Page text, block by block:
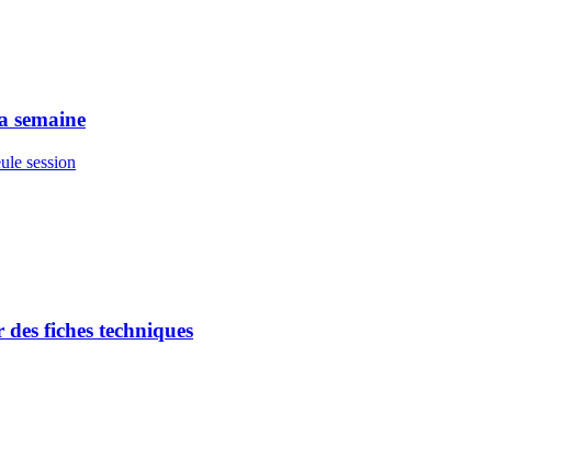
semaine
session
fiches techniques